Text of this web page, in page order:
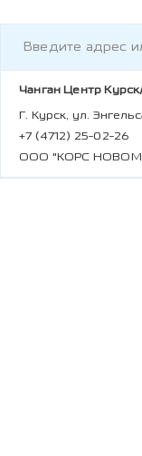
Чанган Центр
Г. Курск, ул.
+7 (4712) 25-02-26
ООО "КОРС